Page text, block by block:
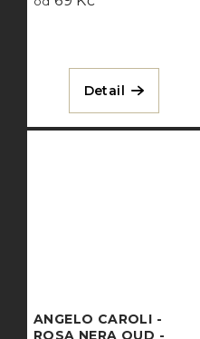
Detail
ANGELO CAROLI -
ROSA NERA OUD -